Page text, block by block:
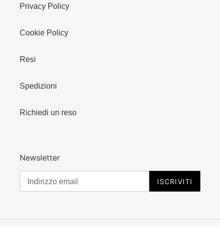
Privacy Policy
Cookie Policy
Resi
Spedizioni
Richiedi un reso
Newsletter
ISCRIVITI